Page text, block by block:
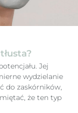
Jej
wydzielanie
do zaskórników,
że ten typ